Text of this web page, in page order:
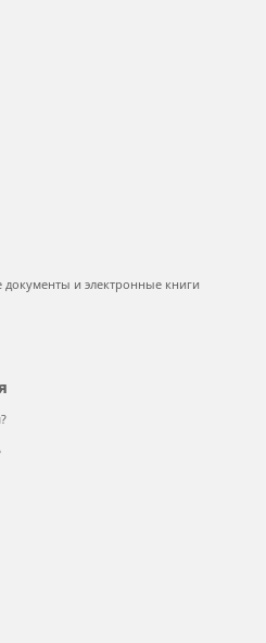
документы и электронные книги